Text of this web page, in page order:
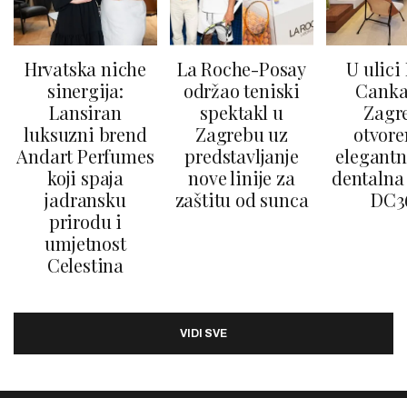
Hrvatska niche
sinergija:
Lansiran
luksuzni brend
Andart Perfumes
koji spaja
jadransku
prirodu i
umjetnost
Celestina
La Roche-Posay
održao teniski
spektakl u
Zagrebu uz
predstavljanje
nove linije za
zaštitu od sunca
U ulici
VIDI SVE